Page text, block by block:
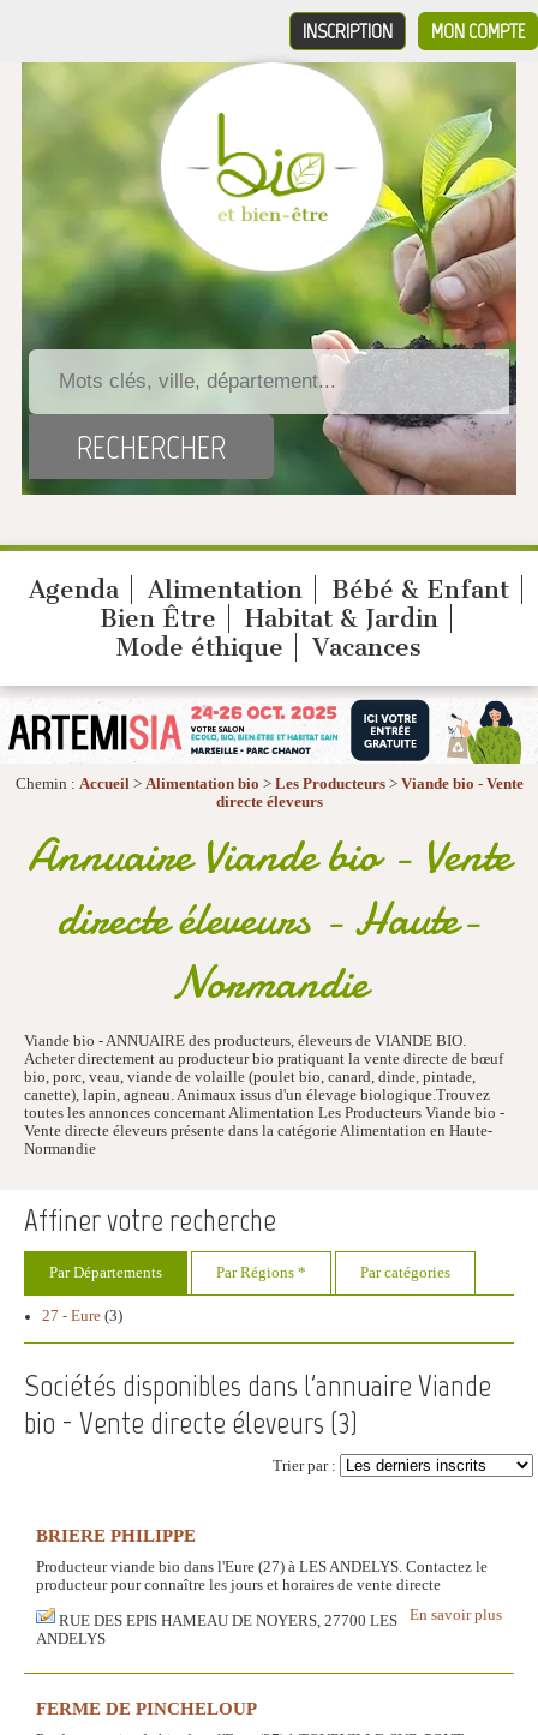
MON COMPTE
INSCRIPTION
Agenda Alimentation
Bébé & Enfant
Bien Être
Habitat & Jardin
Mode éthique
Vacances
Chemin : Accueil> Alimentation bio > Les Producteurs> Viande bio - Vente
directe éleveurs
Annuaire Viande bio - Vente
directe éleveurs - Haute-
Normandie
Viande bio - ANNUAIRE des producteurs, éleveurs de VIANDE BIO.
Acheter directement au producteur bio pratiquant la vente directe de bœuf
bio, porc, veau, viande de volaille (poulet bio, canard, dinde, pintade,
canette), lapin, agneau. Animaux issus d'un élevage biologique.Trouvez
toutes les annonces concernant Alimentation Les Producteurs Viande bio -
Vente directe éleveurs présente dans la catégorie Alimentation en Haute-
Normandie
Affiner votre recherche
Par Départements Par Régions * Par catégories
27 - Eure (3)
Sociétés disponibles dans l'annuaire Viande
bio - Vente directe éleveurs (3)
Trier par :
BRIERE PHILIPPE
Producteur viande bio dans l'Eure (27) à LES ANDELYS. Contactez le
producteur pour connaître les jours et horaires de vente directe
En savoir plus
RUE DES EPIS HAMEAU DE NOYERS, 27700 LES
ANDELYS
FERME DE PINCHELOUP